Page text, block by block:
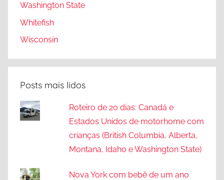
Washington State
Whitefish
Wisconsin
Posts mais lidos
Roteiro de 20 dias: Canadá e
Estados Unidos de motorhome com
crianças (British Columbia, Alberta,
Montana, Idaho e Washington State)
Nova York com bebê de um ano